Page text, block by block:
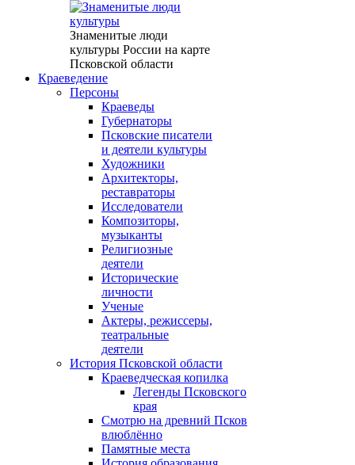
Знаменитые люди
культуры России на карте
Псковской области
Краеведение
Персоны
Краеведы
Губернаторы
Псковские писатели
и деятели культуры
Художники
Архитекторы,
реставраторы
Исследователи
Композиторы,
музыканты
Религиозные
деятели
Исторические
личности
Ученые
Актеры, режиссеры,
театральные
деятели
История Псковской области
Краеведческая копилка
Легенды Псковского
края
Смотрю на древний Псков
влюблённо
Памятные места